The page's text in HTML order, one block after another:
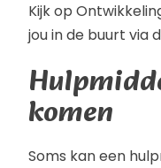
Kijk op
jou in de buurt via
komen
Soms kan een